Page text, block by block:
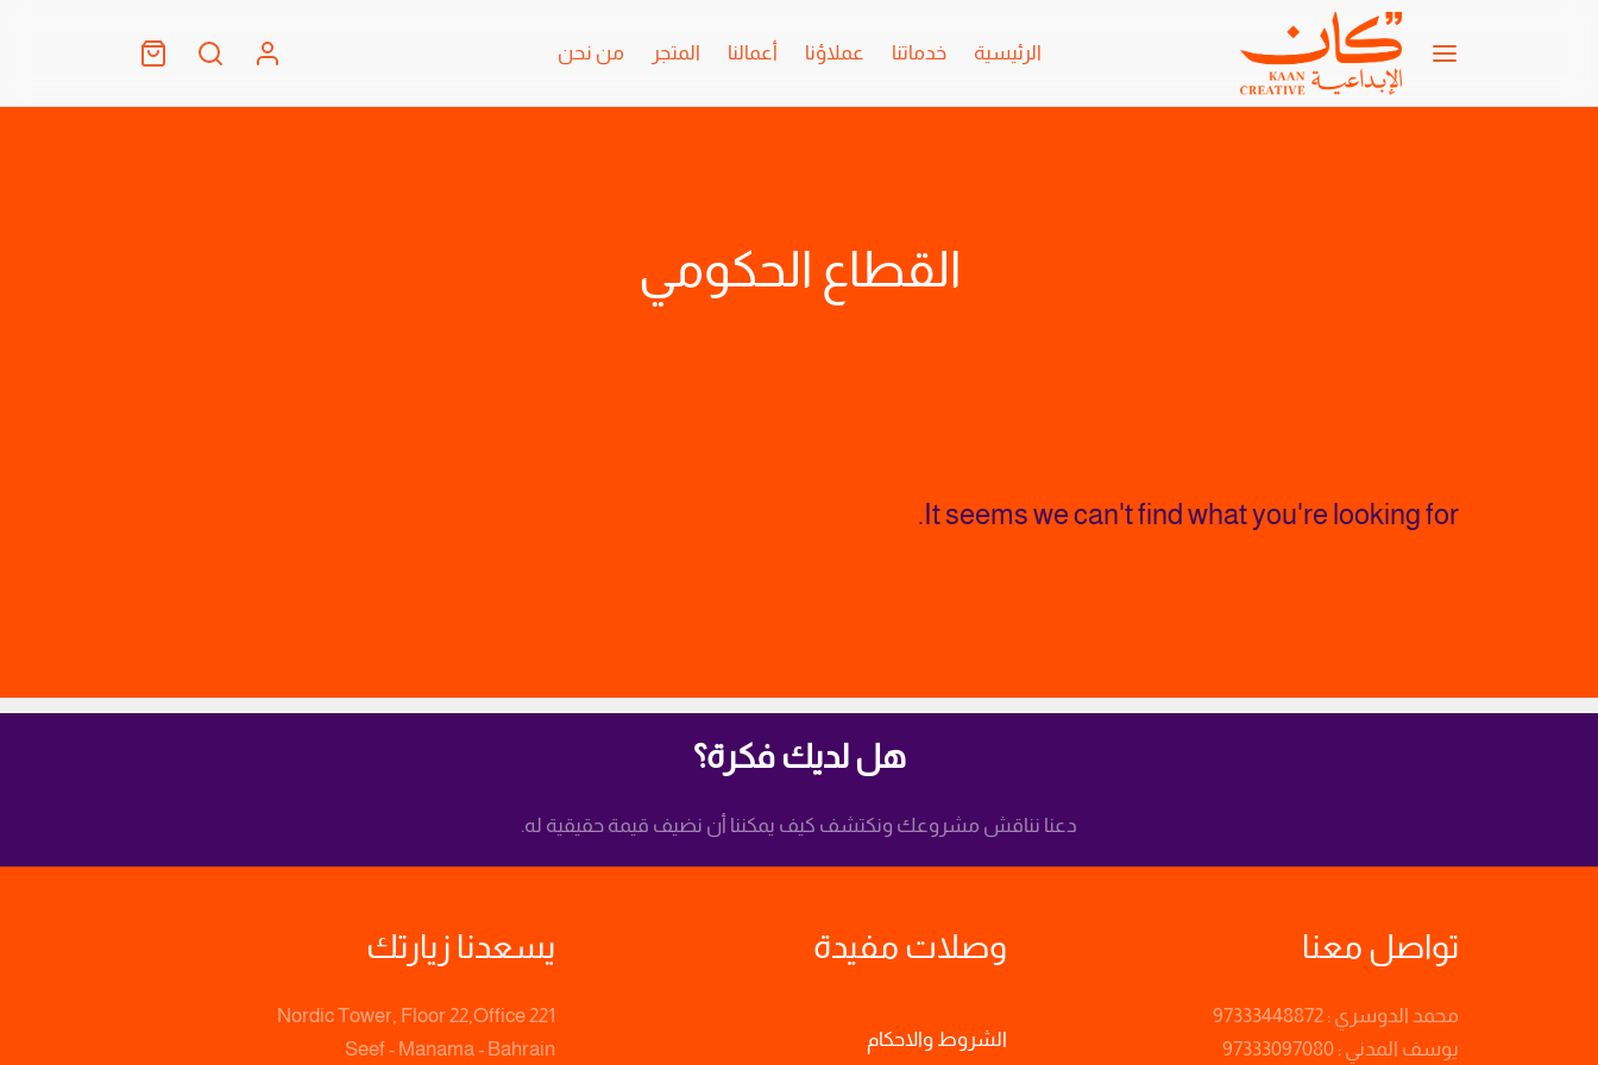
الرئيسية خدماتنا عملاؤنا أعمالنا المتجر من نحن
القطاع الحكومي
It seems we can't find what you're looking for.
هل لديك فكرة؟
دعنا نناقش مشروعك ونكتشف كيف يمكننا أن نضيف قيمة حقيقية له.
تواصل معنا
محمد الدوسري : 97333448872
يوسف المدني : 97333097080
وصلات مفيدة
الشروط والاحكام
يسعدنا زيارتك
Nordic Tower, Floor 22,Office 221
Seef - Manama - Bahrain